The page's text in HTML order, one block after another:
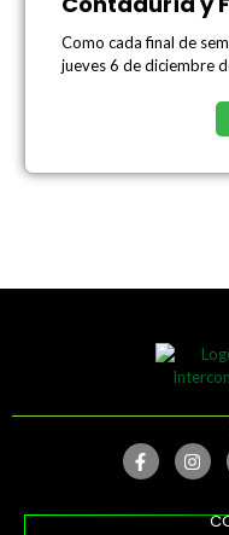
Como cada final de
jueves 6 de diciembre